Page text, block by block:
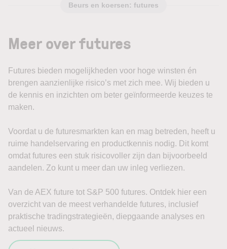
Beurs en koersen: futures
Meer over futures
Futures bieden mogelijkheden voor hoge winsten én
brengen aanzienlijke risico’s met zich mee. Wij bieden u
de kennis en inzichten om beter geïnformeerde keuzes te
maken.
Voordat u de futuresmarkten kan en mag betreden, heeft u
ruime handelservaring en productkennis nodig. Dit komt
omdat futures een stuk risicovoller zijn dan bijvoorbeeld
aandelen. Zo kunt u meer dan uw inleg verliezen.
Van de AEX future tot S&P 500 futures. Ontdek hier een
overzicht van de meest verhandelde futures, inclusief
praktische tradingstrategieën, diepgaande analyses en
actueel nieuws.